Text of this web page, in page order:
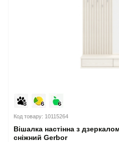
Код товару: 10115264
Вішалка настінна з
сніжний Gerbor